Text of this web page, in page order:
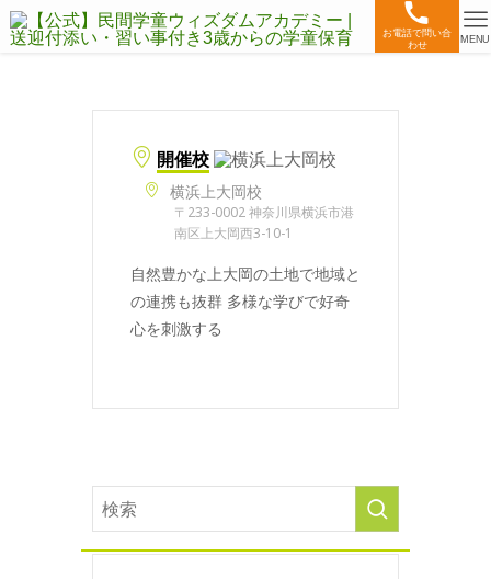
お電話で問い合
わせ
MENU
開催校
横浜上大岡校
〒233-0002 神奈川県横浜市港
南区上大岡西3-10-1
自然豊かな上大岡の土地で地域と
の連携も抜群 多様な学びで好奇
心を刺激する